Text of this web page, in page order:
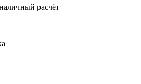
расчёт